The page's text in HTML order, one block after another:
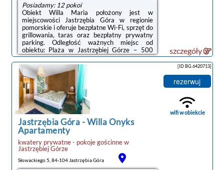
Posiadamy: 12 pokoi
Obiekt Willa Maria położony jest w
miejscowości Jastrzębia Góra w regionie
pomorskie i oferuje bezpłatne Wi-Fi, sprzęt do
grillowania, taras oraz bezpłatny prywatny
parking. Odległość ważnych miejsc od
obiektu: Plaża w Jastrzębiej Górze – 500
m.Odległość ważnych miejsc od obiektu: Port
Gdynia – 42 km, Stocznia Gdynia – 45 km.
Lotnisko Lotnisko Gdańsk-Rębiechowo
znajduje się 67 km od obiektu.Doba hotelowa
od godziny 14:00 do 10:00.Zarządzany przez
gospodarza prywatnego (osobę fizyczną)W
przypadku pobytu w obiekcie z dziećmi
należy pamiętać, że obiekt jest prawnie ...
szczegóły
Jastrzębia Góra-Willa Onyks
Apartamenty
kwatery prywatne - pokoje gościnnew
Jastrzębiej Górze
Słowackiego 5, 84-104 Jastrzębia Góra
[ID BG.6420713]
rezerwuj
wifi w obiekcie